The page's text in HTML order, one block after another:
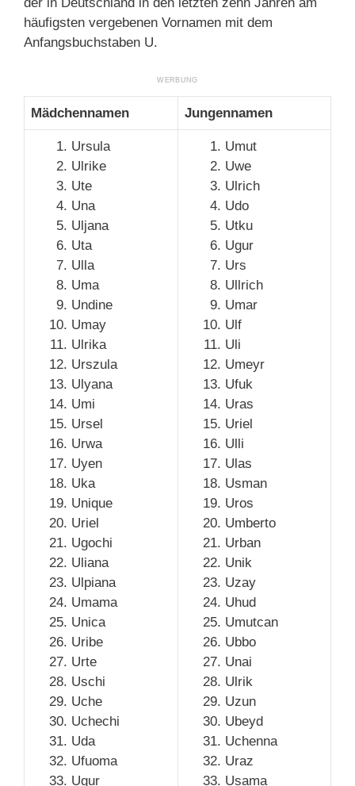
häufigsten vergebenen Vornamen mit dem
Anfangsbuchstaben U.
Mädchennamen Jungennamen
Ursula
Ulrike
Ute
Una
Uljana
Uta
Ulla
Uma
Undine
Umay
Ulrika
Urszula
Ulyana
Umi
Ursel
Urwa
Uyen
Uka
Unique
Uriel
Ugochi
Uliana
Ulpiana
Umama
Unica
Uribe
Urte
Uschi
Uche
Uchechi
Uda
Ufuoma
Ugur
Umut
Uwe
Ulrich
Udo
Utku
Ugur
Urs
Ullrich
Umar
Ulf
Uli
Umeyr
Ufuk
Uras
Uriel
Ulli
Ulas
Usman
Uros
Umberto
Urban
Unik
Uzay
Uhud
Umutcan
Ubbo
Unai
Ulrik
Uzun
Ubeyd
Uchenna
Uraz
Usama